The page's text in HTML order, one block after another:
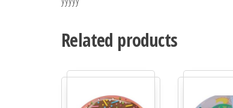
Related products